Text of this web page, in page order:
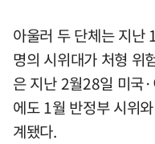
아울러 두 단체는 지난
명의 시위대가 처형 위
은 지난 2월28일 미국
에도 1월 반정부 시위
계됐다.